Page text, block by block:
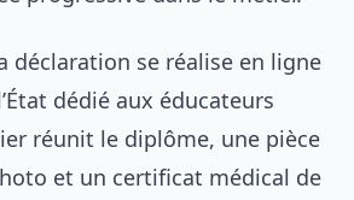
déclaration se réalise en ligne
dédié aux éducateurs
réunit le diplôme, une pièce
et un certificat médical de